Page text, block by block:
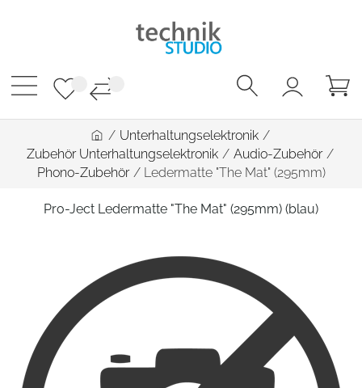
/ Unterhaltungselektronik /
Zubehör Unterhaltungselektronik / Audio-Zubehör/
Phono-Zubehör / Ledermatte "The Mat" (295mm)
Pro-Ject Ledermatte "The Mat" (295mm) (blau)